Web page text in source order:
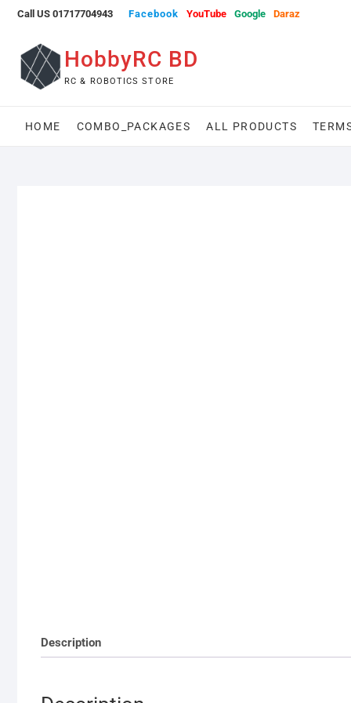
Skip
content
Call US 01717704943 Facebook YouTube Google Daraz
HobbyRC BD
RC & ROBOTICS STORE
HOME COMBO_PACKAGES ALL PRODUCTS
Description